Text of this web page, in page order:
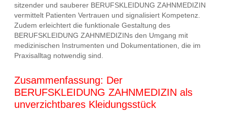
sitzender und sauberer BERUFSKLEIDUNG ZAHNMEDIZIN
vermittelt Patienten Vertrauen und signalisiert Kompetenz.
Zudem erleichtert die funktionale Gestaltung des
BERUFSKLEIDUNG ZAHNMEDIZINs den Umgang mit
medizinischen Instrumenten und Dokumentationen, die im
Praxisalltag notwendig sind.
Zusammenfassung: Der
BERUFSKLEIDUNG ZAHNMEDIZIN als
unverzichtbares Kleidungsstück